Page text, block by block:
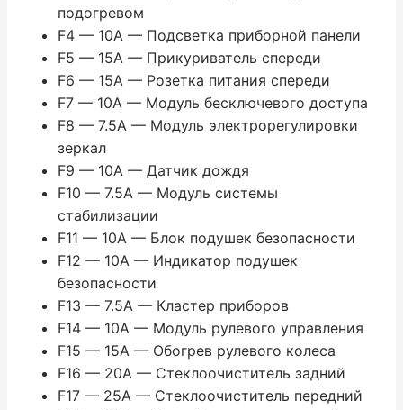
подогревом
F4 — 10A — Подсветка приборной панели
F5 — 15A — Прикуриватель спереди
F6 — 15A — Розетка питания спереди
F7 — 10A — Модуль бесключевого доступа
F8 — 7.5A — Модуль электрорегулировки
зеркал
F9 — 10A — Датчик дождя
F10 — 7.5A — Модуль системы
стабилизации
F11 — 10A — Блок подушек безопасности
F12 — 10A — Индикатор подушек
безопасности
F13 — 7.5A — Кластер приборов
F14 — 10A — Модуль рулевого управления
F15 — 15A — Обогрев рулевого колеса
F16 — 20A — Стеклоочиститель задний
F17 — 25A — Стеклоочиститель передний